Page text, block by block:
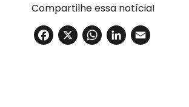
Compartilhe essa notícia!
Facebook
X WhatsApp
LinkedIn